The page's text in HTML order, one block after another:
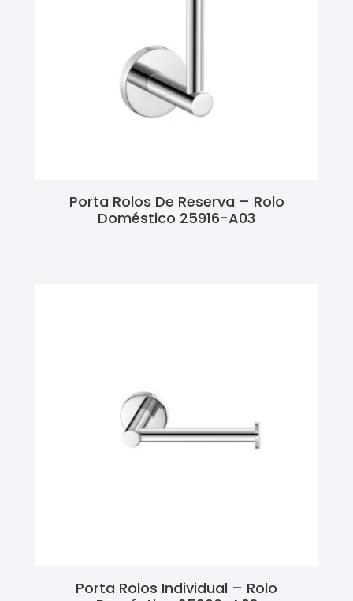
Porta Rolos De Reserva – Rolo
Doméstico 25916-A03
Porta Rolos Individual – Rolo